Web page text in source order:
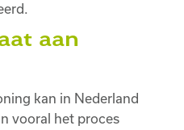
aan
kan in Nederland
vooral het proces